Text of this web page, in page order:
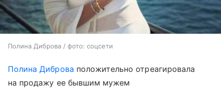
Полина Диброва / фото: соцсети
Полина Диброва положительно отреагировала
на продажу ее бывшим мужем